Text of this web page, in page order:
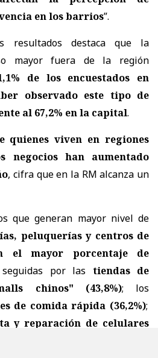
en los barrios”.
resultados destaca que la
mayor fuera de la región
de los encuestados en
observado este tipo de
al 67,2% en la capital.
quienes viven en regiones
negocios han aumentado
, cifra que en la RM alcanza un
que generan mayor nivel de
peluquerías y centros de
el mayor porcentaje de
por las tiendas de
chinos" (43,8%); los
de comida rápida (36,2%);
y reparación de celulares